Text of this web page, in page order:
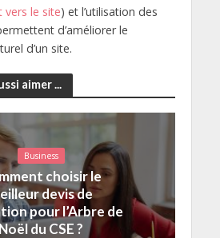
vers le site) et l’utilisation des
d’améliorer le
d’un site.
aimer ...
Business
choisir le
devis de
pour l’Arbre de
du CSE ?